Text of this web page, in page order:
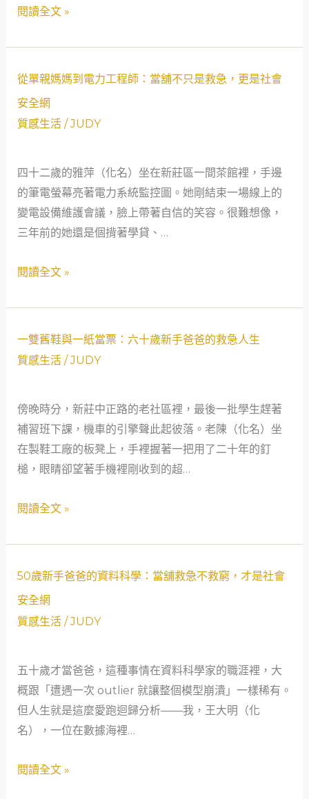
會
全
網
一
歲
講
師
新
莊
公
營
鋪
意
邂
閱讀全文 »
從單親媽媽到電力工程師：當舖不只是救急，更是社會
安全網
質感生活/JUDY
四十二歲的雅萍（化名）坐在新莊區一間茶館裡，手邊
的筆電螢幕亮著電力系統監控圖。她剛結束一場線上的
變電設備維護會議，臉上帶著自信的笑容。很難想像，
三年前的她還是個揹著學貸、…
從
媽
到
電
力
工
師：
只
急，
更
是
社
安
閱讀全文 »
一雙舊鞋與一紙當票：六十歲新手爸爸的救急人生
質感生活/JUDY
傍晚時分，新莊中正路的老社區裡，最後一批學生趕著
補習班下課，機車的引擎聲此起彼落。老陳（化名）坐
在製鞋工廠的板凳上，手裡握著一把用了二十年的釘
槌，眼睛卻望著手機裡剛收到的超…
雙
與
一
紙
當
六
新
手
爸
救
急
人
生
閱讀全文 »
50歲新手爸爸的資料科學：當舖救急不救窮，才是社會
安全網
質感生活/JUDY
五十歲才當爸爸，這種事情在資料科學家的職涯裡，大
概跟「遭遇一次 outlier 就讓整個模型崩潰」一樣稀有。
但人生就是這麼愛跑迴歸分析——我，王大明（化
名），一位在數據海裡…
50
手
爸
的
資
料
學：
閱讀全文 »